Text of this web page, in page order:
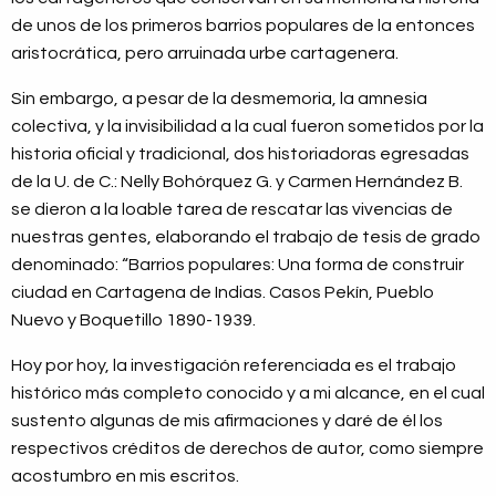
de unos de los primeros barrios populares de la entonces
aristocrática, pero arruinada urbe cartagenera.
Sin embargo, a pesar de la desmemoria, la amnesia
colectiva, y la invisibilidad a la cual fueron sometidos por la
historia oficial y tradicional, dos historiadoras egresadas
de la U. de C.: Nelly Bohórquez G. y Carmen Hernández B.
se dieron a la loable tarea de rescatar las vivencias de
nuestras gentes, elaborando el trabajo de tesis de grado
denominado: “Barrios populares: Una forma de construir
ciudad en Cartagena de Indias. Casos Pekín, Pueblo
Nuevo y Boquetillo 1890-1939.
Hoy por hoy, la investigación referenciada es el trabajo
histórico más completo conocido y a mi alcance, en el cual
sustento algunas de mis afirmaciones y daré de él los
respectivos créditos de derechos de autor, como siempre
acostumbro en mis escritos.